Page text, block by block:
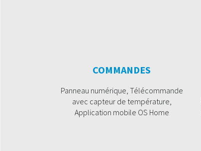
COMMANDES
Panneau numérique, Télécommande
avec capteur de température,
Application mobile OS Home